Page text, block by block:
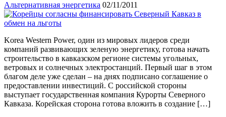
Альтернативная энергетика 02/11/2011
Korea Western Power, один из мировых лидеров среди
компаний развивающих зеленую энергетику, готова начать
строительство в кавказском регионе системы угольных,
ветровых и солнечных электростанций. Первый шаг в этом
благом деле уже сделан – на днях подписано соглашение о
предоставлении инвестиций. С российской стороны
выступает государственная компания Курорты Северного
Кавказа. Корейская сторона готова вложить в создание […]